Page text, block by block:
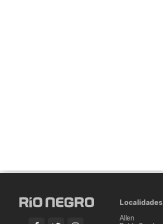
Localidades
Allen